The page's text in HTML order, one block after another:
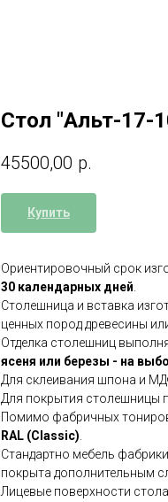
Стол "Альт-17-
45500,00 р.
Купить
Ориентировочный срок
30 календарных дней.
Столешница и вставка
ценных пород древесины
Отделка столешниц
ясеня или березы - на
Для склеивания шпона и
Для покрытия столешницы
Помимо фабричных
RAL (Classic).
Стандартно мебель
покрыта дополнительным
Лицевые поверхности